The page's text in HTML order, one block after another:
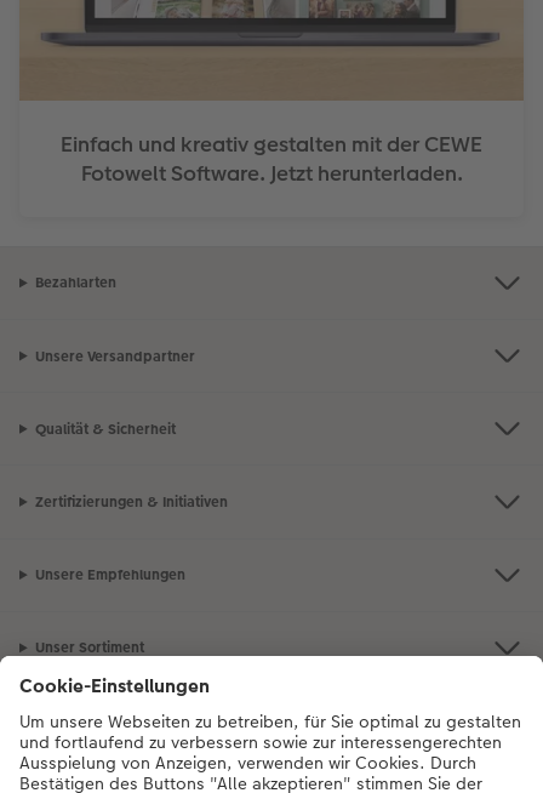
Einfach und kreativ gestalten mit der CEWE
Fotowelt Software. Jetzt herunterladen.
Bezahlarten
Unsere Versandpartner
Qualität & Sicherheit
Zertifizierungen & Initiativen
Unsere Empfehlungen
Unser Sortiment
Service